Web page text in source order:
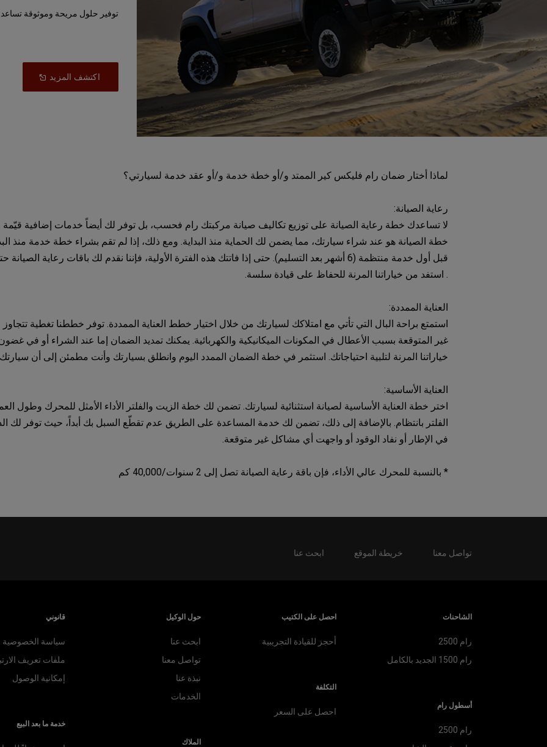
توفير حلول مريحة وموثوقة
اكتشف المزيد Open
لماذا أختار ضمان رام فليكس كير الممتد و/أو خطة خدمة و/أو عقد خدمة لسيارتي؟
رعاية الصيانة:
لا تساعدك خطة رعاية الصيانة على توزيع تكاليف صيانة مركبتك رام فحسب، بل توفر لك أيضاً خدمات إضافية
خطة الصيانة هو عند شراء سيارتك، مما يضمن لك الحماية منذ البداية. ومع ذلك، إذا لم تقم بشراء خطة خدمة منذ
. استفد من خياراتنا المرنة للحفاظ على قيادة سلسة.
العناية الممددة:
استمتع براحة البال التي تأتي مع امتلاكك لسيارتك من خلال اختيار خطط العناية الممددة. توفر خططنا تغطية
خياراتنا المرنة لتلبية احتياجاتك. استثمر في خطة الضمان الممدد اليوم وانطلق بسيارتك وأنت مطمئن إلى أن
العناية الأساسية:
اختر خطة العناية الأساسية لصيانة استثنائية لسيارتك. تضمن لك خطة الزيت والفلتر الأداء الأمثل للمحرك وطول
الفلتر بانتظام. بالإضافة إلى ذلك، تضمن لك خدمة المساعدة على الطريق عدم تقطّع السبل بك أبداً، حيث توفر
في الإطار أو نفاد الوقود أو واجهت أي مشاكل غير متوقعة.
* بالنسبة للمحرك عالي الأداء، فإن باقة رعاية الصيانة تصل إلى 2 سنوات/40,000 كم
تواصل معنا خريطة الموقع ابحث عنا
الشاحنات
رام 2500
رام 1500 الجديد بالكامل
أسطول رام
رام 2500
احصل على الكتيب
أحجز للقيادة التجريبية
التكلفة
احصل على السعر
حول الوكيل
ابحث عنا
تواصل معنا
نبذة عنا
الخدمات
الملاك
قانوني
سياسة الخصوصية
ملفات تعريف
إمكانية الوصول
خدمة ما بعد البيع